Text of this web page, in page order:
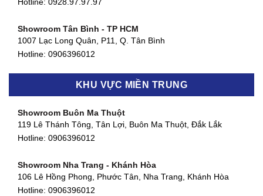
Hotline: 0928.97.97.97
Showroom Tân Bình - TP HCM
1007 Lạc Long Quân, P11, Q. Tân Bình
Hotline: 0906396012
Showroom Biên Hòa - Đồng Nai
Showroom Thuận An - Bình Dương
Showroom Quận 11 - TP. HCM
KHU VỰC MIỀN TRUNG
Showroom Buôn Ma Thuột
119 Lê Thánh Tông, Tân Lợi, Buôn Ma Thuột, Đắk Lắk
Hotline: 0906396012
Showroom Nha Trang - Khánh Hòa
106 Lê Hồng Phong, Phước Tân, Nha Trang, Khánh Hòa
Hotline: 0906396012